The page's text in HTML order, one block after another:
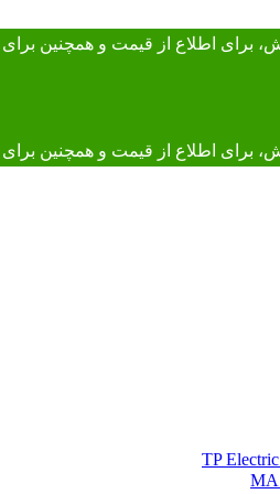
برای اطلاع از قیمت و همچنین
اطلاع از قیمت و همچنین برای